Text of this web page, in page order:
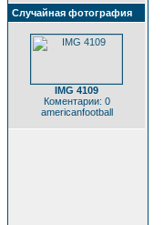
Случайная фотография
IMG 4109
Коментарии: 0
americanfootball